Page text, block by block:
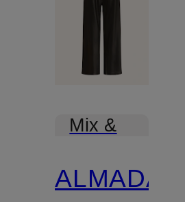
Mix &
ALMADA